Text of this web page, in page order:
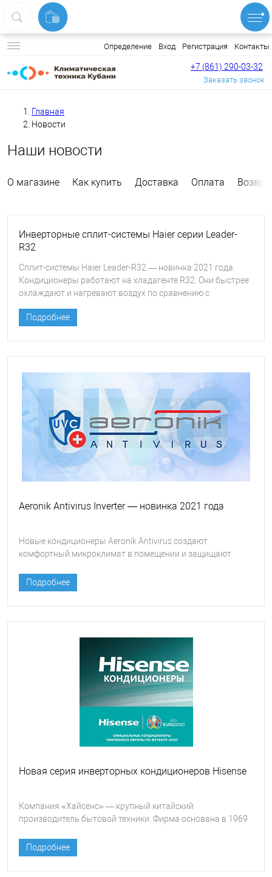
Определение Вход Регистрация Контакты
+7 (861) 290-03-32
Заказать звонок
Главная
Новости
Наши новости
О магазине Как купить Доставка Оплата
Инверторные сплит-системы Haier серии Leader-
R32
Сплит-системы Haier Leader-R32 — новинка 2021 года.
Кондиционеры работают на хладагенте R32. Они быстрее
охлаждают и нагревают воздух по сравнению с
безопасен для человека и окружающей среды.
Подробнее
Aeronik Antivirus Inverter — новинка 2021 года
Новые кондиционеры Aeronik Antivirus создают
комфортный микроклимат в помещении и защищают
Подробнее
Новая серия инверторных кондиционеров Hisense
Компания «Хайсенс» — крупный китайский
производитель бытовой техники. Фирма основана в 1969
производящих бытовую технику и электронику.
Подробнее